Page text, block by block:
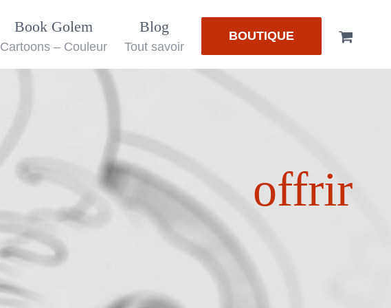
Book Golem
Cartoons – Couleur
Blog
Tout savoir
BOUTIQUE
offrir